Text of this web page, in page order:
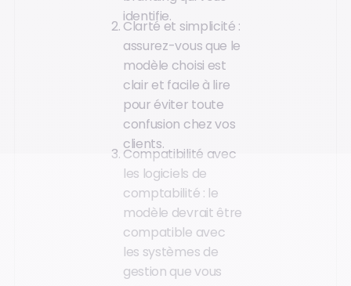
identifie.
Clarté et simplicité :
assurez-vous que le
modèle choisi est
clair et facile à lire
pour éviter toute
confusion chez vos
clients.
Compatibilité avec
les logiciels de
comptabilité : le
modèle devrait être
compatible avec
les systèmes de
gestion que vous